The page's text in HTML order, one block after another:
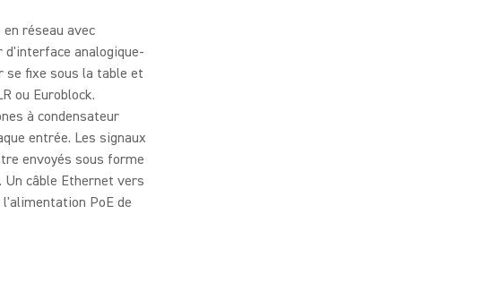
réseau avec
d'interface analogique-
fixe sous la table et
ou Euroblock.
à condensateur
entrée. Les signaux
envoyés sous forme
Un câble Ethernet vers
PoE de